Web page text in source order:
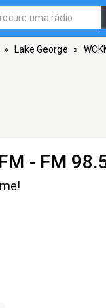
» Lake George »
- FM